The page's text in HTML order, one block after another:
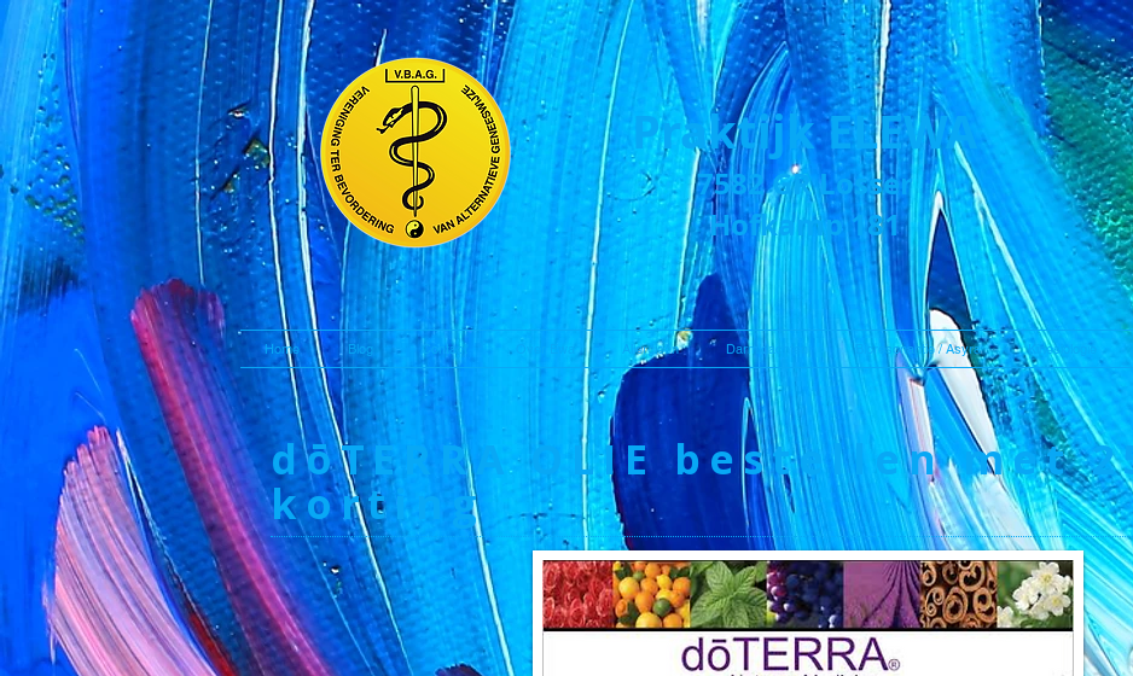
PraktijkELEWA
7582 GR Losser
Hofkamp 181
Home Blog Contact Allergieën Darmklachten Bioresonantie / Asyra Kinesiologie
dōTERRA OLIE bestellen met
korting